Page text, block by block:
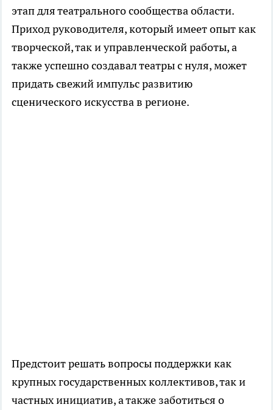
этап для театрального сообщества области.
Приход руководителя, который имеет опыт как
творческой, так и управленческой работы, а
также успешно создавал театры с нуля, может
придать свежий импульс развитию
сценического искусства в регионе.
Предстоит решать вопросы поддержки как
крупных государственных коллективов, так и
частных инициатив, а также заботиться о